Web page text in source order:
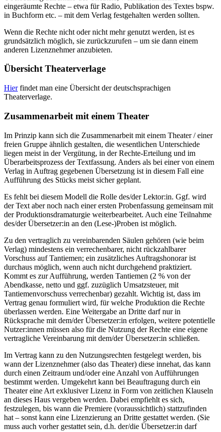
eingeräumte Rechte – etwa für Radio, Publikation des Textes bspw.
in Buchform etc. – mit dem Verlag festgehalten werden sollten.
Wenn die Rechte nicht oder nicht mehr genutzt werden, ist es
grundsätzlich möglich, sie zurückzurufen – um sie dann einem
anderen Lizenznehmer anzubieten.
Übersicht Theaterverlage
Hierfindet man eine Übersicht der deutschsprachigen
Theaterverlage.
Zusammenarbeit mit einem Theater
Im Prinzip kann sich die Zusammenarbeit mit einem Theater / einer
freien Gruppe ähnlich gestalten, die wesentlichen Unterschiede
liegen meist in der Vergütung, in der Rechte-Erteilung und im
Überarbeitsprozess der Textfassung. Anders als bei einer von einem
Verlag in Auftrag gegebenen Übersetzung ist in diesem Fall eine
Aufführung des Stücks meist sicher geplant.
Es fehlt bei diesem Modell die Rolle des/der Lektor:in. Ggf. wird
der Text aber noch nach einer ersten Probenfassung gemeinsam mit
der Produktionsdramaturgie weiterbearbeitet. Auch eine Teilnahme
des/der Übersetzer:in an den (Lese-)Proben ist möglich.
Zu den vertraglich zu vereinbarenden Säulen gehören (wie beim
Verlag) mindestens ein verrechenbarer, nicht rückzahlbarer
Vorschuss auf Tantiemen; ein zusätzliches Auftragshonorar ist
durchaus möglich, wenn auch nicht durchgehend praktiziert.
Kommt es zur Aufführung, werden Tantiemen (2 % von der
Abendkasse, netto und ggf. zuzüglich Umsatzsteuer, mit
Tantiemenvorschuss verrechenbar) gezahlt. Wichtig ist, dass im
Vertrag genau formuliert wird, für welche Produktion die Rechte
überlassen werden. Eine Weitergabe an Dritte darf nur in
Rücksprache mit dem/der Übersetzer:in erfolgen, weitere potentielle
Nutzer:innen müssen also für die Nutzung der Rechte eine eigene
vertragliche Vereinbarung mit dem/der Übersetzer:in schließen.
Im Vertrag kann zu den Nutzungsrechten festgelegt werden, bis
wann der Lizenznehmer (also das Theater) diese innehat, das kann
durch einen Zeitraum und/oder eine Anzahl von Aufführungen
bestimmt werden. Umgekehrt kann bei Beauftragung durch ein
Theater eine Art exklusiver Lizenz in Form von zeitlichen Klauseln
an dieses Haus vergeben werden. Dabei empfiehlt es sich,
festzulegen, bis wann die Premiere (voraussichtlich) stattzufinden
hat – sonst kann eine Lizenzierung an Dritte gestattet werden. (Sie
muss auch vorher gestattet sein, d.h. der/die Übersetzer:in darf